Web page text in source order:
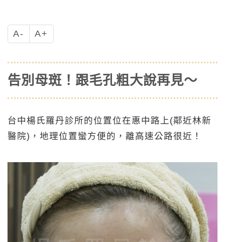
A- A+
告別母斑！跟毛孔粗大說再見～
台中楊氏羅丹診所的位置位在惠中路上(鄰近林新
醫院)，地理位置蠻方便的，離高速公路很近！